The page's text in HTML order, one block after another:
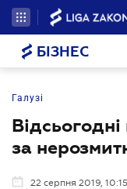
БІЗНЕС
Галузі
за
22 серпня 2019, 10:15